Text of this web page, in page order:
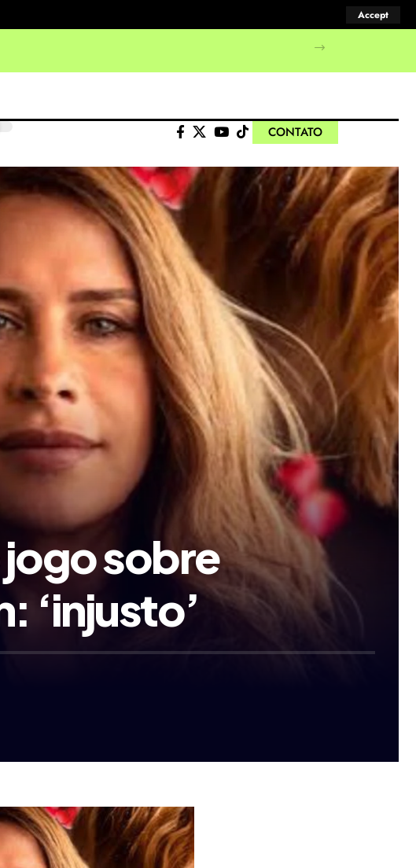
Accept
nas manifestações populares
CONTATO
jogo sobre
‘injusto’